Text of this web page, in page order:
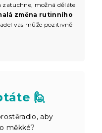
zatuchne, možná děláte
změna rutinního
vás může pozitivně
🙋
aby
měkké?